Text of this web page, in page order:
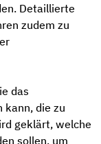
Detaillierte
zudem zu
das
die zu
geklärt, welche
sollen, um